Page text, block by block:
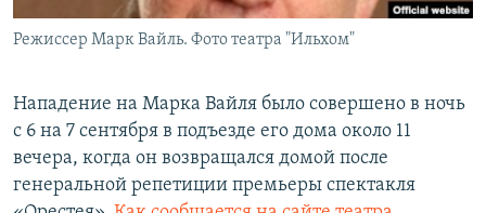
Все сайты РСЕ/РС
Режиссер Марк Вайль. Фото театра "Ильхом"
Нападение на Марка Вайля было совершено в ночь
с 6 на 7 сентября в подъезде его дома около 11
вечера, когда он возвращался домой после
генеральной репетиции премьеры спектакля